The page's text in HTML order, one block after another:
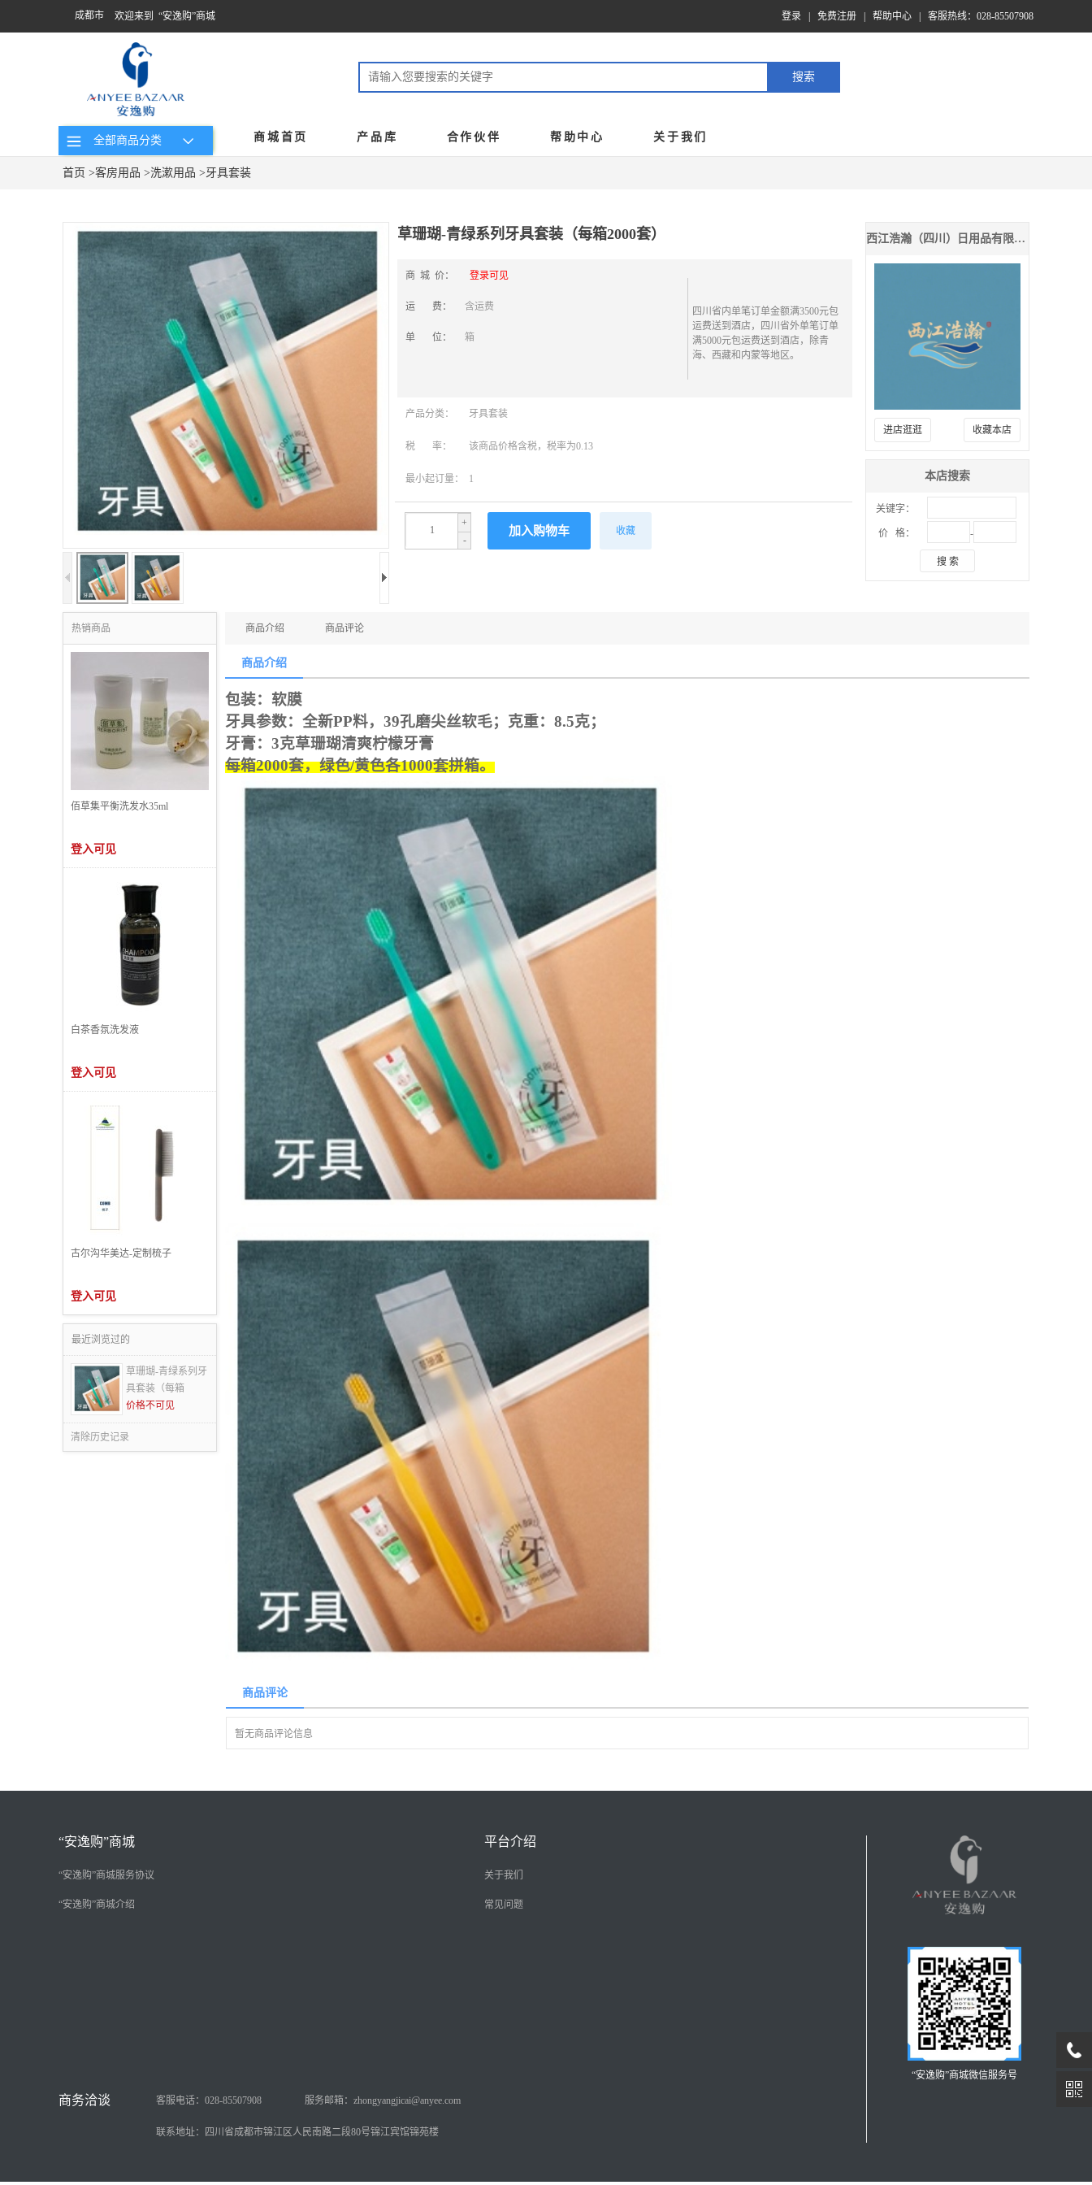
成都市 欢迎来到 “安逸购”商城 登录 免费注册 帮助中心 客服热线：028-85507908
全部商品分类 商城首页 产品库 合作伙伴 帮助中心 关于我们
首页 >客房用品 >洗漱用品 >牙具套装
草珊瑚-青绿系列牙具套装（每箱2000套）
商 城 价： 登录可见
运 费： 含运费
单 位： 箱
四川省内单笔订单金额满3500元包
运费送到酒店，四川省外单笔订单
满5000元包运费送到酒店，除青
海、西藏和内蒙等地区。
产品分类： 牙具套装
税 率： 该商品价格含税，税率为0.13
最小起订量： 1
-
+
收藏
西江浩瀚（四川）日用品有限公司
进店逛逛 收藏本店
本店搜索
关键字：
价 格： -
搜 索
热销商品
佰草集平衡洗发水35ml
登入可见
白茶香氛洗发液
登入可见
古尔沟华美达-定制梳子
登入可见
最近浏览过的
草珊瑚-青绿系列牙
具套装（每箱
价格不可见
清除历史记录
商品介绍 商品评论
商品介绍
包装：软膜
牙具参数：全新PP料， 39孔磨尖丝软毛；克重： 8.5克；
牙膏： 3克草珊瑚清爽柠檬牙膏
每箱2000套，绿色/黄色各1000套拼箱。
商品评论
暂无商品评论信息
“安逸购”商城
“安逸购”商城服务协议
“安逸购”商城介绍
平台介绍
关于我们
常见问题
“安逸购”商城微信服务号
客服电话：028-85507908 服务邮箱：zhongyangjicai@anyee.com
联系地址：四川省成都市锦江区人民南路二段80号锦江宾馆锦苑楼